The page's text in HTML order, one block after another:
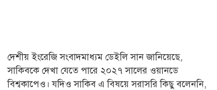
দেশীয় ইংরেজি সংবাদমাধ্যম ডেইলি সান জানিয়েছে,
সাকিবকে দেখা যেতে পারে ২০২৭ সালের ওয়ানডে
বিশ্বকাপেও। যদিও সাকিব এ বিষয়ে সরাসরি কিছু বলেননি,